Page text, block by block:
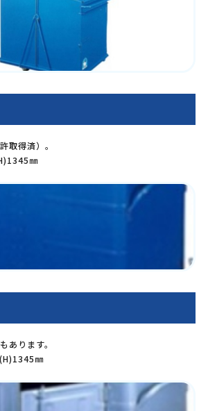
取得済）。
㎜
あります。
㎜